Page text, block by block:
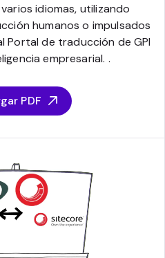
idiomas, utilizando
humanos o impulsados
Portal de traducción de GPI
empresarial. .
PDF